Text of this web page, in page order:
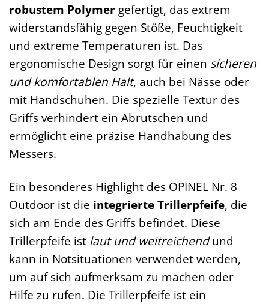
robustem Polymer gefertigt, das extrem
widerstandsfähig gegen Stöße, Feuchtigkeit
und extreme Temperaturen ist. Das
ergonomische Design sorgt für einen sicheren
und komfortablen Halt, auch bei Nässe oder
mit Handschuhen. Die spezielle Textur des
Griffs verhindert ein Abrutschen und
ermöglicht eine präzise Handhabung des
Messers.
Ein besonderes Highlight des OPINEL Nr. 8
Outdoor ist die integrierte Trillerpfeife, die
sich am Ende des Griffs befindet. Diese
Trillerpfeife ist laut und weitreichendund
kann in Notsituationen verwendet werden,
um auf sich aufmerksam zu machen oder
Hilfe zu rufen. Die Trillerpfeife ist ein